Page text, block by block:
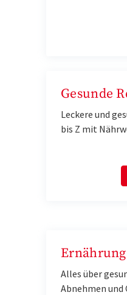
Gesunde
Leckere und
bis Z mit
Ernährung
Alles über
Abnehmen und